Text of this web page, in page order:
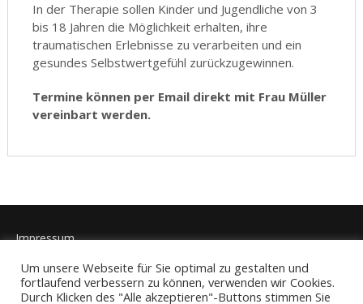
In der Therapie sollen Kinder und Jugendliche von 3
bis 18 Jahren die Möglichkeit erhalten, ihre
traumatischen Erlebnisse zu verarbeiten und ein
gesundes Selbstwertgefühl zurückzugewinnen.
Termine können per Email direkt mit Frau Müller
vereinbart werden.
Impressum
Datenschutzhinweise
Um unsere Webseite für Sie optimal zu gestalten und
fortlaufend verbessern zu können, verwenden wir Cookies.
Durch Klicken des "Alle akzeptieren"-Buttons stimmen Sie